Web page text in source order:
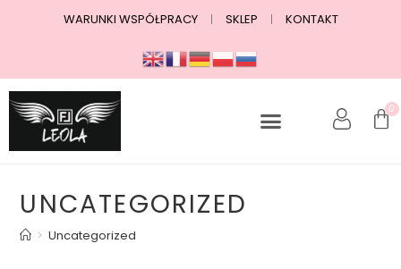
WARUNKI WSPÓŁPRACY SKLEP KONTAKT
0
UNCATEGORIZED
> Uncategorized